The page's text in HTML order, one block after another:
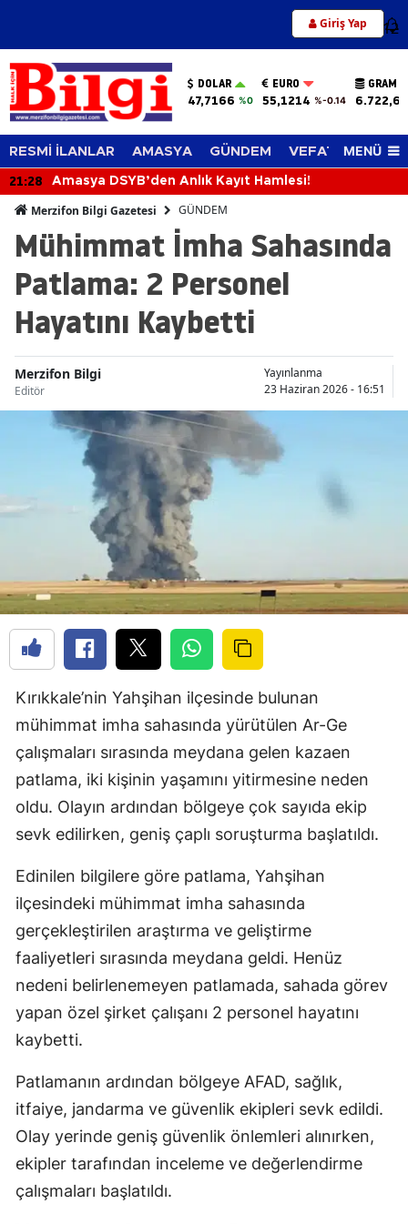
Giriş Yap 12
DOLAR
47,7166 %0
EURO
55,1214 %-0.14
GRAM
6.722,65
RESMİ İLANLAR AMASYA GÜNDEM VEFAT EDENLER
MENÜ
21:28 Amasya DSYB’den Anlık Kayıt Hamlesi!
Merzifon Bilgi Gazetesi GÜNDEM
Mühimmat İmha Sahasında
Patlama: 2 Personel
Hayatını Kaybetti
Merzifon Bilgi
Editör
Yayınlanma
23 Haziran 2026 - 16:51
Kırıkkale’nin Yahşihan ilçesinde bulunan
mühimmat imha sahasında yürütülen Ar-Ge
çalışmaları sırasında meydana gelen kazaen
patlama, iki kişinin yaşamını yitirmesine neden
oldu. Olayın ardından bölgeye çok sayıda ekip
sevk edilirken, geniş çaplı soruşturma başlatıldı.
Edinilen bilgilere göre patlama, Yahşihan
ilçesindeki mühimmat imha sahasında
gerçekleştirilen araştırma ve geliştirme
faaliyetleri sırasında meydana geldi. Henüz
nedeni belirlenemeyen patlamada, sahada görev
yapan özel şirket çalışanı 2 personel hayatını
kaybetti.
Patlamanın ardından bölgeye AFAD, sağlık,
itfaiye, jandarma ve güvenlik ekipleri sevk edildi.
Olay yerinde geniş güvenlik önlemleri alınırken,
ekipler tarafından inceleme ve değerlendirme
çalışmaları başlatıldı.